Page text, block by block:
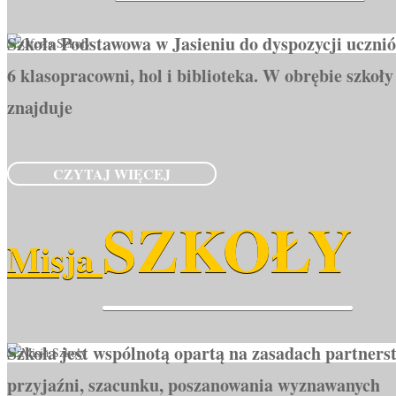
Szkoła Podstawowa w Jasieniu do dyspozycji
6 klasopracowni, hol i biblioteka. W obrębie szkoły
znajduje
CZYTAJ WIĘCEJ
Misja SZKOŁY
Szkoła jest wspólnotą opartą na zasadach
przyjaźni, szacunku, poszanowania wyznawanych